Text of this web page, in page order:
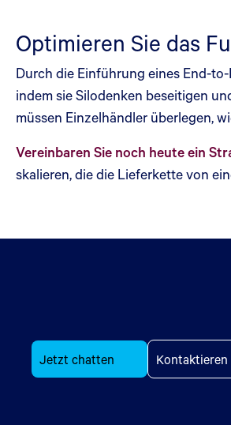
Optimieren Sie das
Durch die Einführung eines End-
indem sie Silodenken beseitigen
müssen Einzelhändler überlegen,
Vereinbaren Sie noch heute ein
skalieren, die die Lieferkette von
Jetzt chatten Kontaktieren